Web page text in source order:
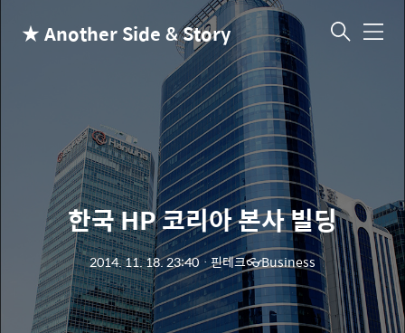
★ Another Side & Story 메
한국 HP 코리아 본사 빌딩
2014. 11. 18. 23:40ㆍ핀테크👓Business